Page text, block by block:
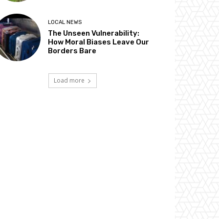
LOCAL NEWS
The Unseen Vulnerability:
How Moral Biases Leave Our
Borders Bare
Load more